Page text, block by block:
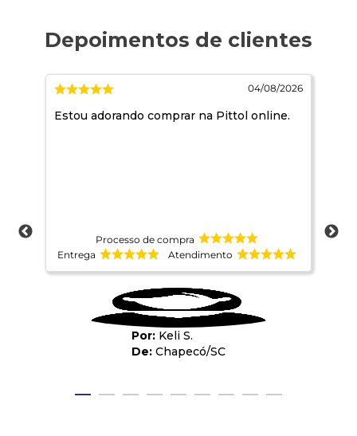
04/08/2026
Estou adorando comprar na Pittol online.
Processo de compra
Entrega
Atendimento
Keli S.
Chapecó/SC